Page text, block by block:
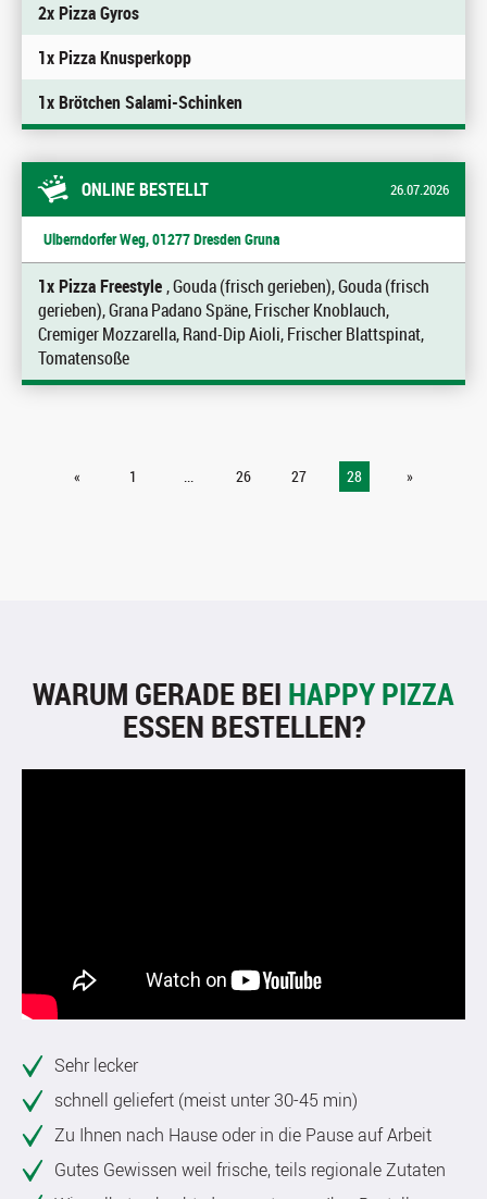
2x Pizza Gyros
1x Pizza Knusperkopp
1x Brötchen Salami-Schinken
ONLINE BESTELLT 26.07.2026
Ulberndorfer Weg, 01277 Dresden Gruna
1x Pizza Freestyle, Gouda (frisch gerieben), Gouda (frisch
gerieben), Grana Padano Späne, Frischer Knoblauch,
Cremiger Mozzarella, Rand-Dip Aioli, Frischer Blattspinat,
Tomatensoße
« 1 ... 26 27 28 »
WARUM GERADE BEI HAPPY PIZZA
ESSEN BESTELLEN?
Sehr lecker
schnell geliefert (meist unter 30-45 min)
Zu Ihnen nach Hause oder in die Pause auf Arbeit
Gutes Gewissen weil frische, teils regionale Zutaten